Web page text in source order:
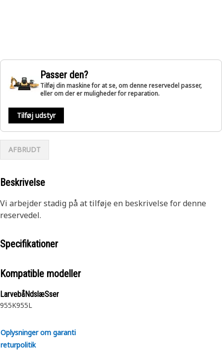
Passer den?
Tilføj din maskine for at se, om denne reservedel passer,
eller om der er muligheder for reparation.
Tilføj udstyr
AFBRUDT
Beskrivelse
Vi arbejder stadig på at tilføje en beskrivelse for denne
reservedel.
Specifikationer
Kompatible modeller
LarvebåNdslæSser
955K955L
Oplysninger om garanti
returpolitik